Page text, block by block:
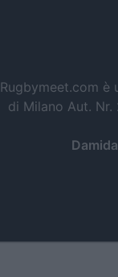
Rugbymeet.com è
di Milano Aut.